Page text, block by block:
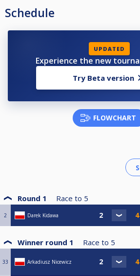
Schedule
UPDATED
Experience the new
Try Beta version
FLOWCHART
Round 1 Race to 5
2 Darek Kidawa
Winner round 1 Race to 5
33 Arkadiusz Nicewicz